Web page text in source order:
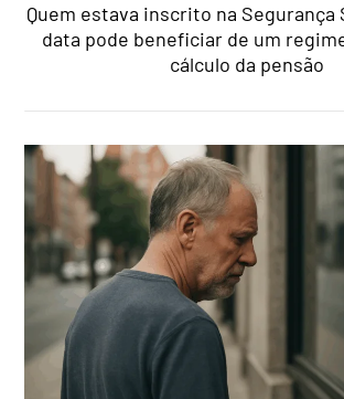
Quem estava inscrito na Segurança
data pode beneficiar de um
cálculo da pensão